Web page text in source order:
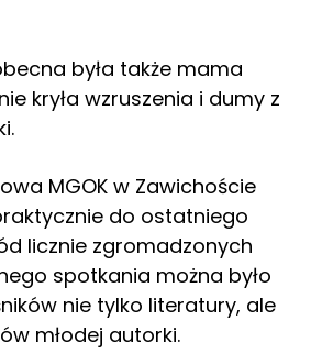
była także mama
kryła wzruszenia i dumy z
MGOK w Zawichoście
do ostatniego
licznie zgromadzonych
spotkania można było
nie tylko literatury, ale
młodej autorki.